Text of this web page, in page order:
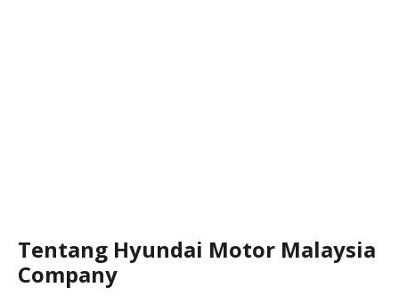
Tentang Hyundai Motor Malaysia
Company